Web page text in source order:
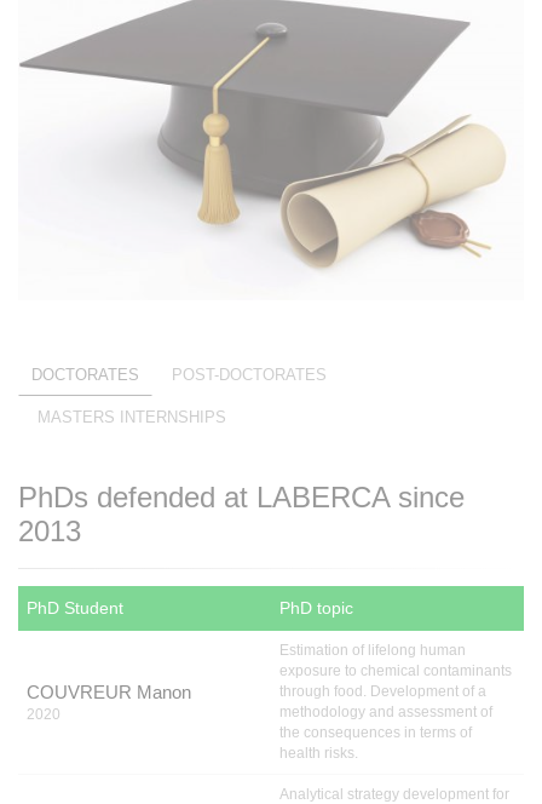
DOCTORATES POST-DOCTORATES
MASTERS INTERNSHIPS
PhDs defended at LABERCA since
2013
PhD Student PhD topic
COUVREUR Manon
2020
Estimation of lifelong human
exposure to chemical contaminants
through food. Development of a
methodology and assessment of
the consequences in terms of
health risks.
Analytical strategy development for